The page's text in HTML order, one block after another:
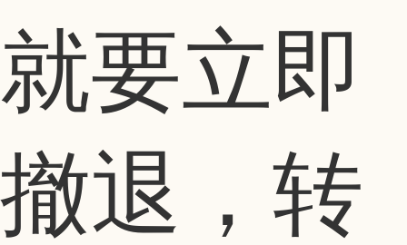
就要立即
撤退，转